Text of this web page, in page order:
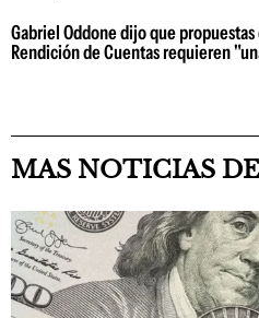
Gabriel Oddone dijo que
Rendición de Cuentas requieren
MAS NOTICIAS